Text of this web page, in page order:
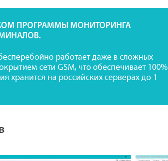
ПРОГРАММЫ МОНИТОРИНГА
работает даже в сложных
сети GSM, что обеспечивает 100%
хранится на российских серверах до 1